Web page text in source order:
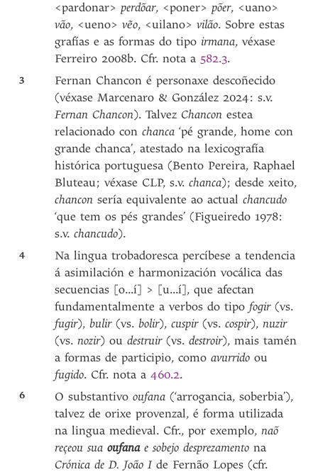
<pardonar>perdõar, <poner>põer, <uano>
vão, <ueno>vẽo, <uilano>vilão. Sobre estas
grafías e as formas do tipo irmana, véxase
Ferreiro 2008b. Cfr. nota a 582.3.
3
Fernan Chancon é personaxe descoñecido
(véxase Marcenaro & González 2024: s.v.
Fernan Chancon). TalvezChanconestea
relacionado conchanca‘pé grande, home con
grande chanca’, atestado na lexicografía
histórica portuguesa (Bento Pereira, Raphael
Bluteau; véxase CLP, s.v.chanca); desde xeito,
chanconsería equivalente ao actualchancudo
‘que tem os pés grandes’ (Figueiredo 1978:
s.v.chancudo).
4
Na lingua trobadoresca percíbese a tendencia
á asimilación e harmonización vocálica das
secuencias [o...í] > [u...í], que afectan
fundamentalmente a verbos do tipofogir(vs.
fugir),bulir(vs.bolir),cuspir(vs.cospir),nuzir
(vs.nozir) oudestruir(vs.destroir), mais tamén
a formas de participio, comoavurridoou
fugido. Cfr. nota a460.2.
6 O substantivooufana(‘arrogancia, soberbia’),
talvez de orixe provenzal, é forma utilizada
na lingua medieval. Cfr., por exemplo,naõ
reçeou suaoufanae sobejo desprezamentona
Crónica de D. João Ide Fernão Lopes (cfr.